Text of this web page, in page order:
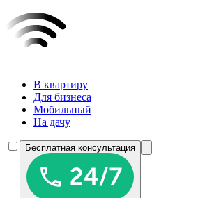
В квартиру
Для бизнеса
Мобильный
На дачу
Бесплатная консультация